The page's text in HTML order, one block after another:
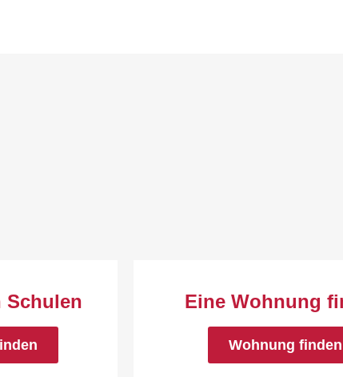
Schulen Eine Wohnung
Wohnung finden